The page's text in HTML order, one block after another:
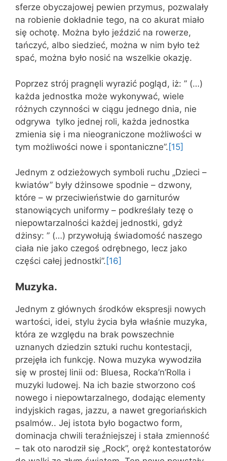
sferze obyczajowej pewien przymus, pozwalały
na robienie dokładnie tego, na co akurat miało
się ochotę. Można było jeździć na rowerze,
tańczyć, albo siedzieć, można w nim było też
spać, można było nosić na wszelkie okazję.
Poprzez strój pragnęli wyrazić pogląd, iż: ” (…)
każda jednostka może wykonywać, wiele
różnych czynności w ciągu jednego dnia, nie
odgrywa tylko jednej roli, każda jednostka
zmienia się i ma nieograniczone możliwości w
tym możliwości nowe i spontaniczne”. [15]
Jednym z odzieżowych symboli ruchu „Dzieci –
kwiatów” były dżinsowe spodnie – dzwony,
które – w przeciwieństwie do garniturów
stanowiących uniformy – podkreślały tezę o
niepowtarzalności każdej jednostki, gdyż
dżinsy: ” (…) przywołują świadomość naszego
ciała nie jako czegoś odrębnego, lecz jako
części całej jednostki”. [16]
Muzyka.
Jednym z głównych środków ekspresji nowych
wartości, idei, stylu życia była właśnie muzyka,
która ze względu na brak powszechnie
uznanych dziedzin sztuki ruchu kontestacji,
przejęła ich funkcję. Nowa muzyka wywodziła
się w prostej linii od: Bluesa, Rocka’n’Rolla i
muzyki ludowej. Na ich bazie stworzono coś
nowego i niepowtarzalnego, dodając elementy
indyjskich ragas, jazzu, a nawet gregoriańskich
psalmów.. Jej istota było bogactwo form,
dominacja chwili teraźniejszej i stała zmienność
– tak oto narodził się „Rock”, oręż kontestatorów